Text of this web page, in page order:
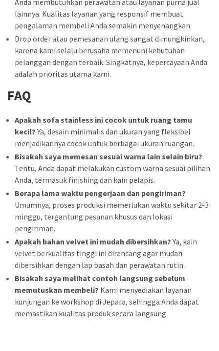
lainnya. Kualitas layanan yang responsif membuat
pengalaman membeli Anda semakin menyenangkan.
Drop order atau pemesanan ulang sangat dimungkinkan,
karena kami selalu berusaha memenuhi kebutuhan
pelanggan dengan terbaik. Singkatnya, kepercayaan Anda
adalah prioritas utama kami.
FAQ
Apakah sofa stainless ini cocok untuk ruang tamu
kecil?Ya, desain minimalis dan ukuran yang fleksibel
menjadikannya cocok untuk berbagai ukuran ruangan.
Bisakah saya memesan sesuai warna lain selain biru?
Tentu, Anda dapat melakukan custom warna sesuai pilihan
Anda, termasuk finishing dan kain pelapis.
Berapa lama waktu pengerjaan dan pengiriman?
Umumnya, proses produksi memerlukan waktu sekitar 2-3
minggu, tergantung pesanan khusus dan lokasi
pengiriman.
Apakah bahan velvet ini mudah dibersihkan?Ya, kain
velvet berkualitas tinggi ini dirancang agar mudah
dibersihkan dengan lap basah dan perawatan rutin.
Bisakah saya melihat contoh langsung sebelum
memutuskan membeli? Kami menyediakan layanan
kunjungan ke workshop di Jepara, sehingga Anda dapat
memastikan kualitas produk secara langsung.